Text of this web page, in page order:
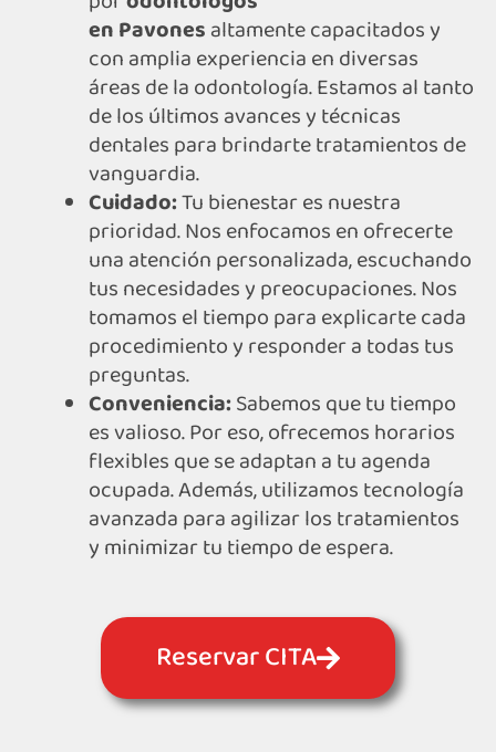
enPavonesaltamente capacitados y
con amplia experiencia en diversas
áreas de la odontología. Estamos al tanto
de los últimos avances y técnicas
dentales para brindarte tratamientos de
vanguardia.
Cuidado:Tu bienestar es nuestra
prioridad. Nos enfocamos en ofrecerte
una atención personalizada, escuchando
tus necesidades y preocupaciones. Nos
tomamos el tiempo para explicarte cada
procedimiento y responder a todas tus
preguntas.
Conveniencia:Sabemos que tu tiempo
es valioso. Por eso, ofrecemos horarios
flexibles que se adaptan a tu agenda
ocupada. Además, utilizamos tecnología
avanzada para agilizar los tratamientos
y minimizar tu tiempo de espera.
Reservar CITA